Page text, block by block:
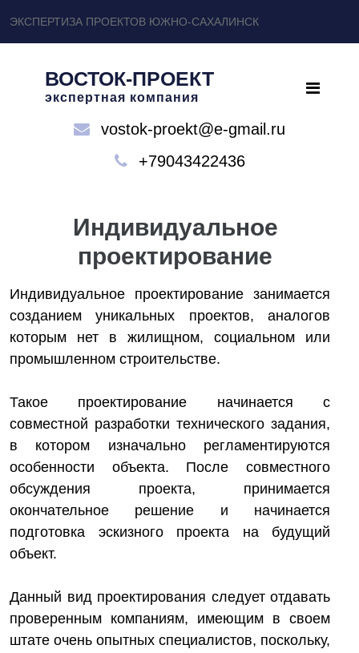
ЭКСПЕРТИЗА ПРОЕКТОВ ЮЖНО-САХАЛИНСК
ВОСТОК-ПРОЕКТ
экспертная компания
vostok-proekt@e-gmail.ru
+79043422436
Индивидуальное
проектирование
Индивидуальное проектирование занимается
созданием уникальных проектов, аналогов
которым нет в жилищном, социальном или
промышленном строительстве.
Такое проектирование начинается с
совместной разработки технического задания,
в котором изначально регламентируются
особенности объекта. После совместного
обсуждения проекта, принимается
окончательное решение и начинается
подготовка эскизного проекта на будущий
объект.
Данный вид проектирования следует отдавать
проверенным компаниям, имеющим в своем
штате очень опытных специалистов, поскольку,